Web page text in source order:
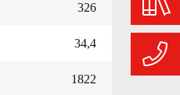
326
34,4
1822